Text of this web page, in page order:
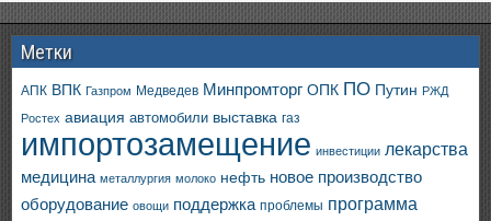
Метки
АПК ВПК Газпром Медведев Минпромторг ОПК ПО Путин РЖД
Ростех авиация автомобили выставка газ
импортозамещение инвестиции лекарства
медицина металлургия молоко нефть новое производство
оборудование овощи поддержка проблемы программа